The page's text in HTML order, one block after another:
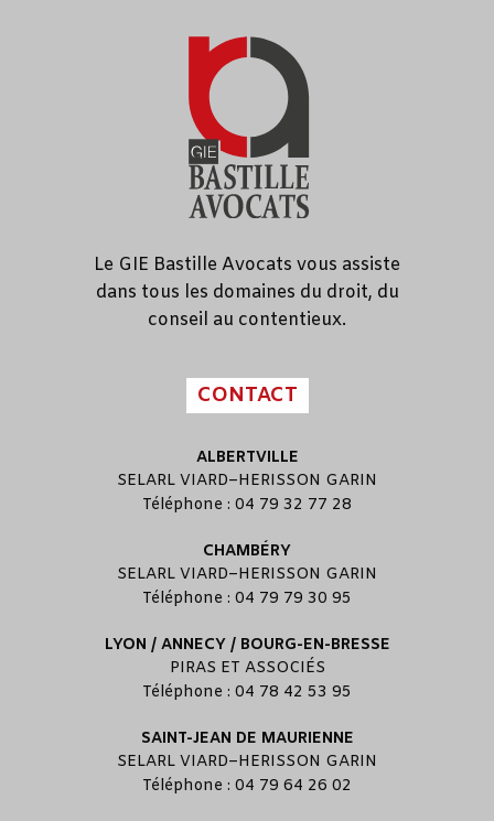
Le GIE Bastille Avocats vous assiste
dans tous les domaines du droit, du
conseil au contentieux.
CONTACT
ALBERTVILLE
SELARL VIARD–HERISSON GARIN
Téléphone : 04 79 32 77 28
CHAMBÉRY
SELARL VIARD–HERISSON GARIN
Téléphone : 04 79 79 30 95
LYON / ANNECY / BOURG-EN-BRESSE
PIRAS ET ASSOCIÉS
Téléphone : 04 78 42 53 95
SAINT-JEAN DE MAURIENNE
SELARL VIARD–HERISSON GARIN
Téléphone : 04 79 64 26 02